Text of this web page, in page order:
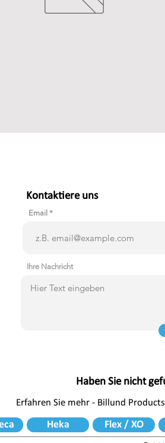
Kontaktiere uns
Email
Ihre Nachricht
Haben Sie nicht
Erfahren Sie mehr - Billund
Heka Flex / XO